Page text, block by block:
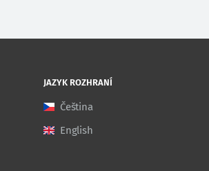
JAZYK ROZHRANÍ
Čeština
English